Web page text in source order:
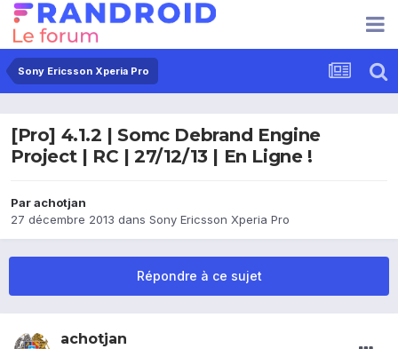
Sony Ericsson Xperia Pro
[Pro] 4.1.2 | Somc Debrand Engine
Project | RC | 27/12/13 | En Ligne !
Parachotjan
27 décembre 2013 dans Sony Ericsson Xperia Pro
Répondre à ce sujet
achotjan